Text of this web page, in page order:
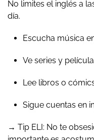
No limites el inglés a
día.
Escucha música
Ve series y
Lee libros o
Sigue cuentas en
→ Tip ELI: No te